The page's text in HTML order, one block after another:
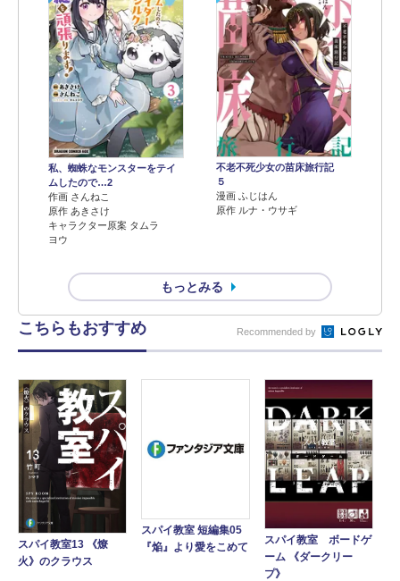
私、蜘蛛なモンスターをテイ
ムしたので…2
作画 さんねこ
原作 あきさけ
キャラクター原案 タムラ
ヨウ
不老不死少女の苗床旅行記
５
漫画 ふじはん
原作 ルナ・ウサギ
もっとみる
こちらもおすすめ Recommended by
スパイ教室13 《燎
火》のクラウス
スパイ教室 短編集05
『焔』より愛をこめて
スパイ教室 ボードゲ
ーム 《ダークリー
プ》